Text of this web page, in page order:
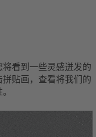
看到一些灵感迸发的
贴画，查看将我们的